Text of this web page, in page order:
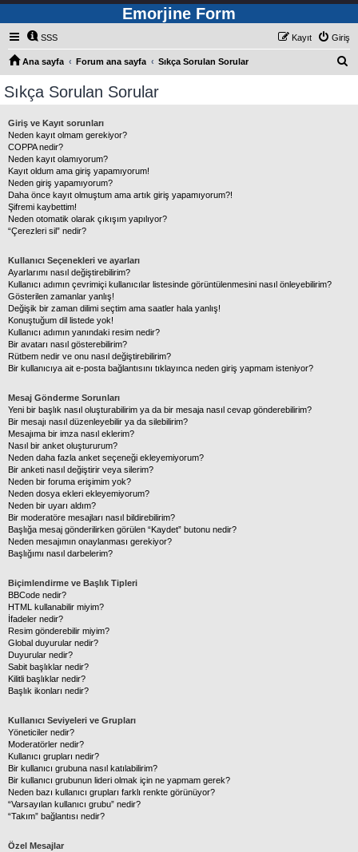
Emorjine Form
SSS Giriş
Kayıt
Ana sayfa Forum ana sayfa Sıkça Sorulan Sorular
Sıkça Sorulan Sorular
Giriş ve Kayıt sorunları
Neden kayıt olmam gerekiyor?
COPPA nedir?
Neden kayıt olamıyorum?
Kayıt oldum ama giriş yapamıyorum!
Neden giriş yapamıyorum?
Daha önce kayıt olmuştum ama artık giriş yapamıyorum?!
Şifremi kaybettim!
Neden otomatik olarak çıkışım yapılıyor?
“Çerezleri sil” nedir?
Kullanıcı Seçenekleri ve ayarları
Ayarlarımı nasıl değiştirebilirim?
Kullanıcı adımın çevrimiçi kullanıcılar listesinde görüntülenmesini nasıl önleyebilirim?
Gösterilen zamanlar yanlış!
Değişik bir zaman dilimi seçtim ama saatler hala yanlış!
Konuştuğum dil listede yok!
Kullanıcı adımın yanındaki resim nedir?
Bir avatarı nasıl gösterebilirim?
Rütbem nedir ve onu nasıl değiştirebilirim?
Bir kullanıcıya ait e-posta bağlantısını tıklayınca neden giriş yapmam isteniyor?
Mesaj Gönderme Sorunları
Yeni bir başlık nasıl oluşturabilirim ya da bir mesaja nasıl cevap gönderebilirim?
Bir mesajı nasıl düzenleyebilir ya da silebilirim?
Mesajıma bir imza nasıl eklerim?
Nasıl bir anket oluştururum?
Neden daha fazla anket seçeneği ekleyemiyorum?
Bir anketi nasıl değiştirir veya silerim?
Neden bir foruma erişimim yok?
Neden dosya ekleri ekleyemiyorum?
Neden bir uyarı aldım?
Bir moderatöre mesajları nasıl bildirebilirim?
Başlığa mesaj gönderilirken görülen “Kaydet” butonu nedir?
Neden mesajımın onaylanması gerekiyor?
Başlığımı nasıl darbelerim?
Biçimlendirme ve Başlık Tipleri
BBCode nedir?
HTML kullanabilir miyim?
İfadeler nedir?
Resim gönderebilir miyim?
Global duyurular nedir?
Duyurular nedir?
Sabit başlıklar nedir?
Kilitli başlıklar nedir?
Başlık ikonları nedir?
Kullanıcı Seviyeleri ve Grupları
Yöneticiler nedir?
Moderatörler nedir?
Kullanıcı grupları nedir?
Bir kullanıcı grubuna nasıl katılabilirim?
Bir kullanıcı grubunun lideri olmak için ne yapmam gerek?
Neden bazı kullanıcı grupları farklı renkte görünüyor?
“Varsayılan kullanıcı grubu” nedir?
“Takım” bağlantısı nedir?
Özel Mesajlar